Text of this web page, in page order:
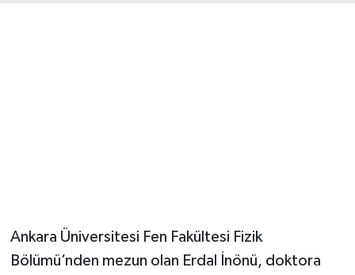
Ankara Üniversitesi Fen Fakültesi Fizik
Bölümü’nden mezun olan Erdal İnönü, doktora